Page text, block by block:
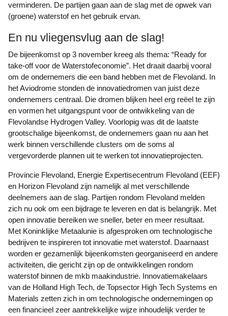
verminderen. De partijen gaan aan de slag met de opwek van
(groene) waterstof en het gebruik ervan.
En nu vliegensvlug aan de slag!
De bijeenkomst op 3 november kreeg als thema: “Ready for
take-off voor de Waterstofeconomie”. Het draait daarbij vooral
om de ondernemers die een band hebben met de Flevoland. In
het Aviodrome stonden de innovatiedromen van juist deze
ondernemers centraal. Die dromen blijken heel erg reëel te zijn
en vormen het uitgangspunt voor de ontwikkeling van de
Flevolandse Hydrogen Valley. Voorlopig was dit de laatste
grootschalige bijeenkomst, de ondernemers gaan nu aan het
werk binnen verschillende clusters om de soms al
vergevorderde plannen uit te werken tot innovatieprojecten.
Provincie Flevoland, Energie Expertisecentrum Flevoland (EEF)
en Horizon Flevoland zijn namelijk al met verschillende
deelnemers aan de slag. Partijen rondom Flevoland melden
zich nu ook om een bijdrage te leveren en dat is belangrijk. Met
open innovatie bereiken we sneller, beter en meer resultaat.
Met Koninklijke Metaalunie is afgesproken om technologische
bedrijven te inspireren tot innovatie met waterstof. Daarnaast
worden er gezamenlijk bijeenkomsten georganiseerd en andere
activiteiten, die gericht zijn op de ontwikkelingen rondom
waterstof binnen de mkb maakindustrie. Innovatiemakelaars
van de Holland High Tech, de Topsector High Tech Systems en
Materials zetten zich in om technologische ondernemingen op
een financieel zeer aantrekkelijke wijze inhoudelijk verder te